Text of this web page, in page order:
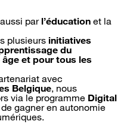
par l’éducation et la
plusieurs initiatives
du
et pour tous les
avec
Belgique, nous
via le programme Digital
gagner en autonomie